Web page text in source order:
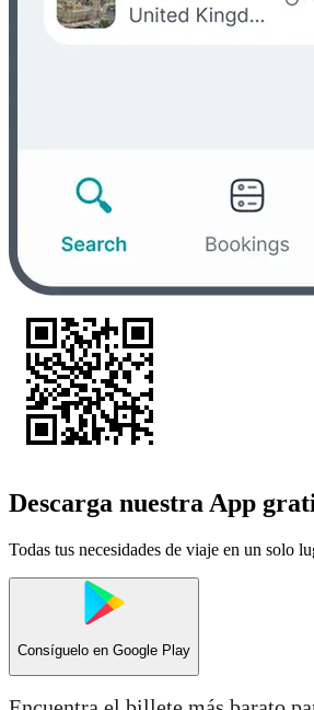
Descarga nuestra App
Todas tus necesidades de viaje en un solo
Consíguelo en Google Play